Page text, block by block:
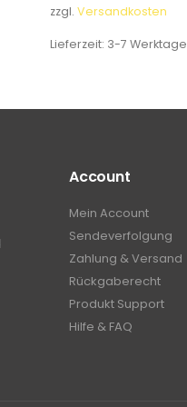
zzgl. Versandkosten
Lieferzeit: 3-7 Werktage
Account
Mein Account
Sendeverfolgung
Zahlung & Versand
Rückgaberecht
Produkt Support
Hilfe & FAQ